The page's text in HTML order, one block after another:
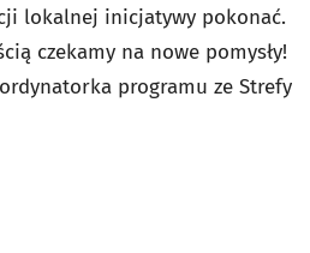
lokalnej inicjatywy pokonać.
czekamy na nowe pomysły!
programu ze Strefy